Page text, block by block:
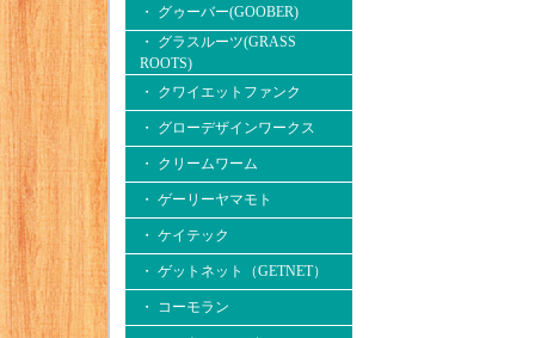
・ グゥーバー(GOOBER)
・ グラスルーツ(GRASS
ROOTS)
・ クワイエットファンク
・ グローデザインワークス
・ クリームワーム
・ ゲーリーヤマモト
・ ケイテック
・ ゲットネット（GETNET）
・ コーモラン